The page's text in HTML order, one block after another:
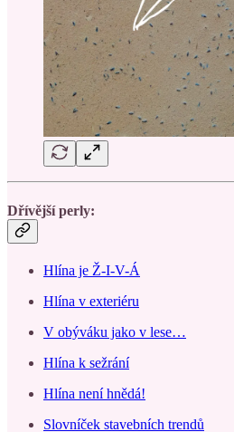
Dřívější perly:
Hlína je Ž-I-V-Á
Hlína v exteriéru
V obýváku jako v lese…
Hlína k sežrání
Hlína není hnědá!
Slovníček stavebních trendů